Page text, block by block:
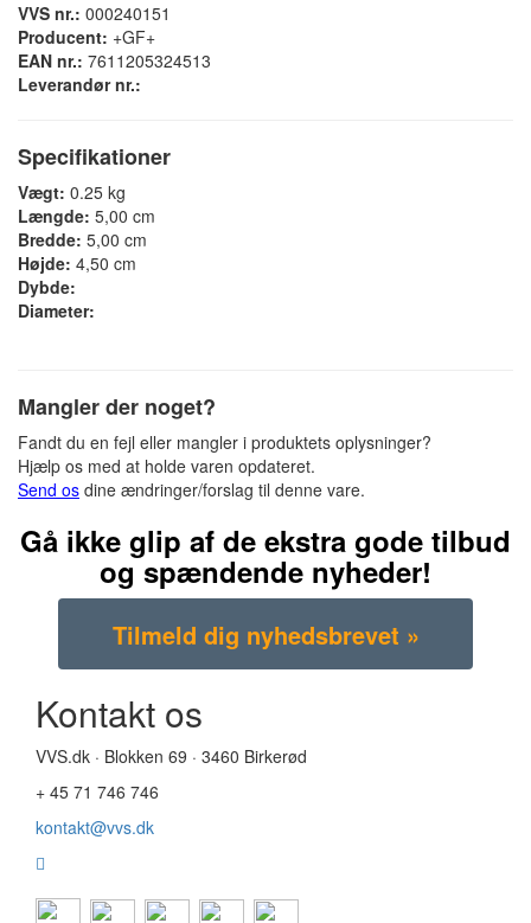
VVS nr.: 000240151
Producent: +GF+
EAN nr.: 7611205324513
Leverandør nr.:
Specifikationer
Vægt: 0.25 kg
Længde: 5,00 cm
Bredde: 5,00 cm
Højde: 4,50 cm
Dybde:
Diameter:
Mangler der noget?
Fandt du en fejl eller mangler i produktets oplysninger?
Hjælp os med at holde varen opdateret.
Send os dine ændringer/forslag til denne vare.
Gå ikke glip af de ekstra gode tilbud
og spændende nyheder!
Kontakt os
VVS.dk · Blokken 69 · 3460 Birkerød
+ 45 71 746 746
kontakt@vvs.dk